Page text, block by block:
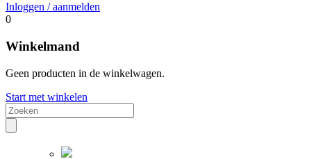
Inloggen / aanmelden
0
Winkelmand
Geen producten in de winkelwagen.
Start met winkelen